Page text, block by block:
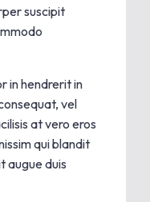
suscipit
in hendrerit in
vel
at vero eros
qui blandit
augue duis